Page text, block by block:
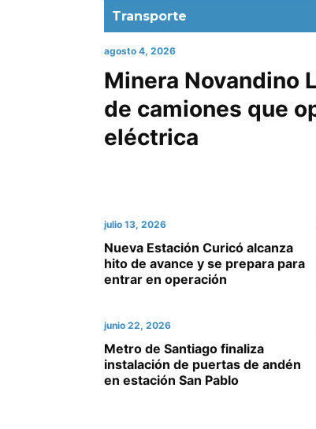
Transporte
agosto 4, 2026
Minera Novandino
de camiones que
eléctrica
julio 13, 2026
Nueva Estación Curicó alcanza
hito de avance y se prepara para
entrar en operación
junio 22, 2026
Metro de Santiago finaliza
instalación de puertas de andén
en estación San Pablo